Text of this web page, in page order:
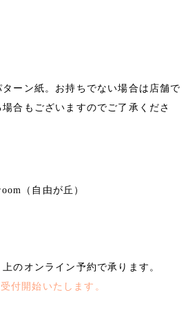
ターン紙。お持ちでない場合は店舗で
合もございますのでご了承くださ
（自由が丘）
のオンライン予約で承ります。
付開始いたします。